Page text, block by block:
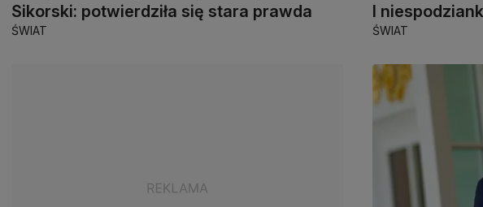
Sikorski: potwierdziła się stara prawda
ŚWIAT
I
ŚWIAT